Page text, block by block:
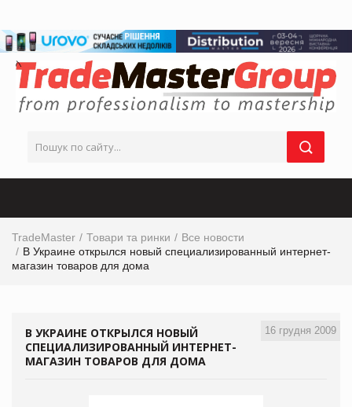
TradeMaster Товари та ринки
Все новости
В Украине открылся новый специализированный интернет-
магазин товаров для дома
16 грудня 2009
В УКРАИНЕ ОТКРЫЛСЯ НОВЫЙ
СПЕЦИАЛИЗИРОВАННЫЙ ИНТЕРНЕТ-
МАГАЗИН ТОВАРОВ ДЛЯ ДОМА